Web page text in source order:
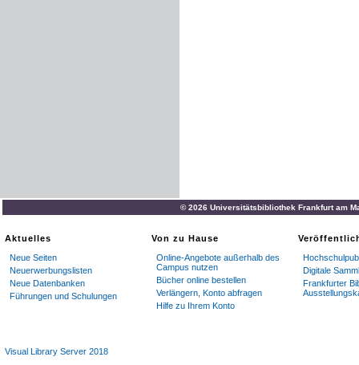
© 2026 Universitätsbibliothek Frankfurt am
Aktuelles
Neue Seiten
Neuerwerbungslisten
Neue Datenbanken
Führungen und Schulungen
Von zu Hause
Online-Angebote außerhalb des
Campus nutzen
Bücher online bestellen
Verlängern, Konto abfragen
Hilfe zu Ihrem Konto
Digitale
Frankfurter
Visual Library Server 2018